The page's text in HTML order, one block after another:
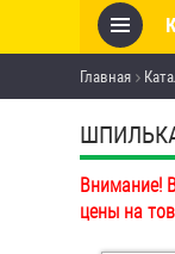
Анкеры
Болты
Главная
Внимание!
цены на